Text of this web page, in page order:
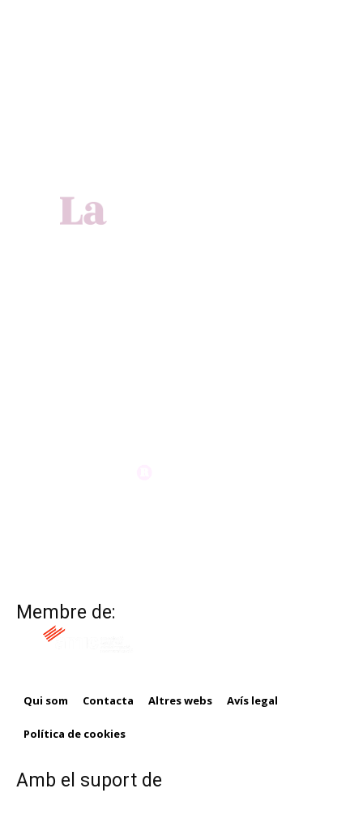
Membre de:
Qui som Contacta Altres webs Avís legal
Política de cookies
Amb el suport de